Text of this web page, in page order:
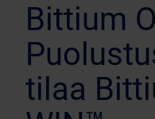
Bittium
tilaa